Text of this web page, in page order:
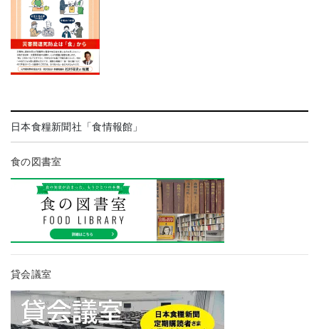
日本食糧新聞社「食情報館」
食の図書室
貸会議室